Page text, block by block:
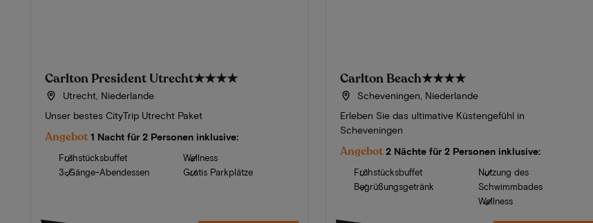
Carlton President Utrecht★★★★
Utrecht, Niederlande
Unser bestes CityTrip Utrecht Paket
Angebot 1 Nacht für 2 Personen inklusive:
Frühstücksbuffet
3-Gänge-Abendessen
Wellness
Gratis Parkplätze
Carlton Beach★★★★
Scheveningen, Niederlande
Erleben Sie das ultimative Küstengefühl in
Scheveningen
Angebot 2 Nächte für 2 Personen inklusive:
Frühstücksbuffet
Begrüßungsgetränk
Nutzung des
Schwimmbades
Wellness